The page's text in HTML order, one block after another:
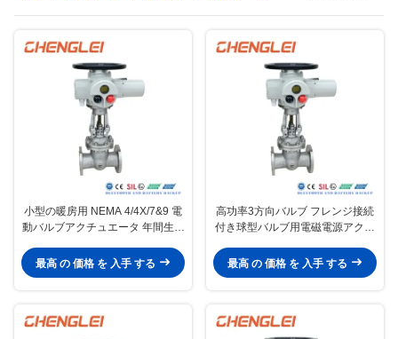
ブアクチュエータ
小型の暖房用 NEMA 4/4X/7&9 電
動バルブアクチュエータ 年間生産
最高 の 価格 を 入手 する
高功率3方向バルブ フレンジ接続
付き球型バルブ用電磁電源アクチ
最高 の 価格 を 入手 する